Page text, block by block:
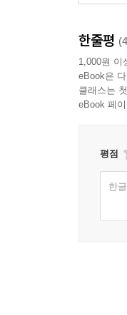
생명의
있습니
있습니다
않았던
열대우
테이퍼,
아름다
한줄평
1,000원 이
eBook은
클래스는
eBook 페
평점
한